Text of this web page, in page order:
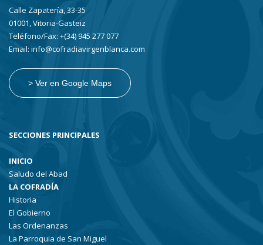
Calle Zapatería, 33-35
01001, Vitoria-Gasteiz
Teléfono/Fax: +(34) 945 277 077
Email: info@cofradiavirgenblanca.com
> Ver en Google Maps
SECCIONES PRINCIPALES
INICIO
Saludo del Abad
LA COFRADÍA
Historia
El Gobierno
Las Ordenanzas
La Parroquia de San Miguel